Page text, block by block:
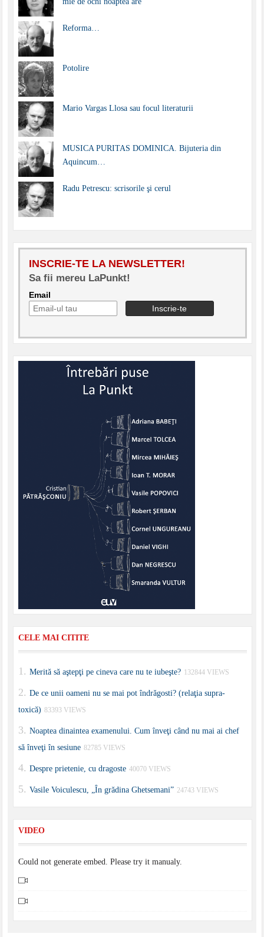
Reforma…
Potolire
Mario Vargas Llosa sau focul literaturii
MUSICA PURITAS DOMINICA. Bijuteria din
Aquincum…
Radu Petrescu: scrisorile şi cerul
INSCRIE-TE LA NEWSLETTER!
Sa fii mereu LaPunkt!
Email
CELE MAI CITITE
Merită să aştepţi pe cineva care nu te iubeşte? 132844 VIEWS
De ce unii oameni nu se mai pot îndrăgosti? (relaţia supra-
toxică) 83393 VIEWS
Noaptea dinaintea examenului. Cum înveţi când nu mai ai chef
să înveţi în sesiune 82785 VIEWS
Despre prietenie, cu dragoste 40070 VIEWS
Vasile Voiculescu, „În grădina Ghetsemani” 24743 VIEWS
VIDEO
Could not generate embed. Please try it manualy.